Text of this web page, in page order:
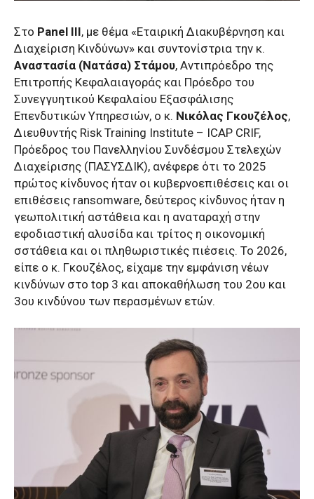
Στο Panel III, με θέμα «Εταιρική Διακυβέρνηση και
Διαχείριση Κινδύνων» και συντονίστρια την κ.
Αναστασία (Νατάσα) Στάμου, Αντιπρόεδρο της
Επιτροπής Κεφαλαιαγοράς και Πρόεδρο του
Συνεγγυητικού Κεφαλαίου Εξασφάλισης
Επενδυτικών Υπηρεσιών, ο κ. Νικόλας Γκουζέλος,
Διευθυντής Risk Training Institute – ICAP CRIF,
Πρόεδρος του Πανελληνίου Συνδέσμου Στελεχών
Διαχείρισης (ΠΑΣΥΣΔΙΚ), ανέφερε ότι το 2025
πρώτος κίνδυνος ήταν οι κυβερνοεπιθέσεις και οι
επιθέσεις ransomware, δεύτερος κίνδυνος ήταν η
γεωπολιτική αστάθεια και η αναταραχή στην
εφοδιαστική αλυσίδα και τρίτος η οικονομική
σστάθεια και οι πληθωριστικές πιέσεις. Το 2026,
είπε ο κ. Γκουζέλος, είχαμε την εμφάνιση νέων
κινδύνων στο top 3 και αποκαθήλωση του 2ου και
3ου κινδύνου των περασμένων ετών.